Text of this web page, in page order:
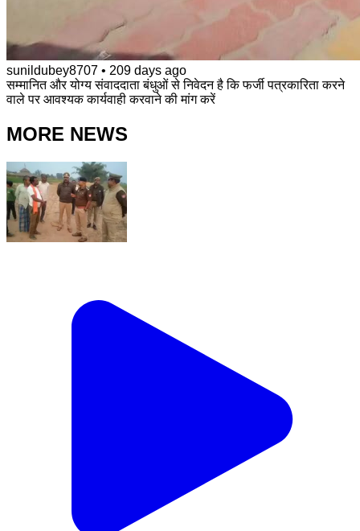
sunildubey8707 • 209 days ago
सम्मानित और योग्य संवाददाता बंधुओं से निवेदन है कि फर्जी पत्रकारिता करने
वाले पर आवश्यक कार्यवाही करवाने की मांग करें
MORE NEWS